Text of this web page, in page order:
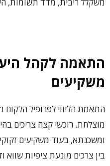
התאמה לקהל
משקיעים
התאמת הליווי לפרופיל
מוצלחת. רוכשי קצה צריכים
ומשכנתא, בעוד משקיעים
בין צרכים מונעת ציפיות